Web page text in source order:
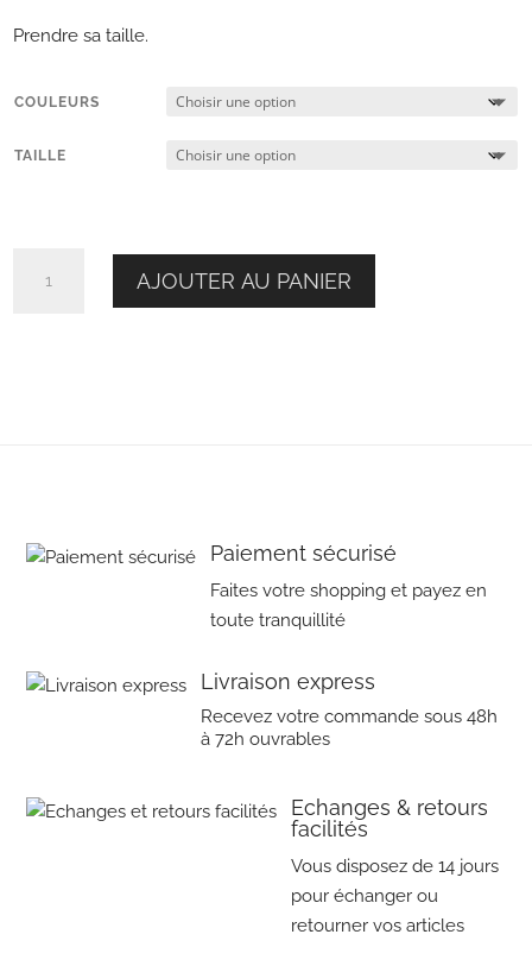
Prendre sa taille.
COULEURS
TAILLE
AJOUTER AU PANIER
Paiement sécurisé
Faites votre shopping et payez en
toute tranquillité
Livraison express
Recevez votre commande sous 48h
à 72h ouvrables
Echanges & retours
facilités
Vous disposez de 14 jours
pour échanger ou
retourner vos articles